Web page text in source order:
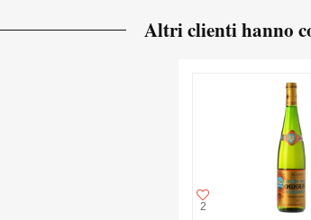
Altri clienti hanno
2